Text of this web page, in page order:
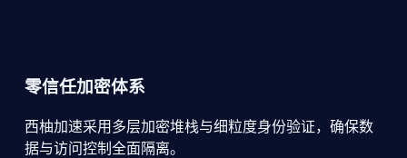
零信任加密体系
西柚加速采用多层加密堆栈与细粒度身份验证，确保数
据与访问控制全面隔离。